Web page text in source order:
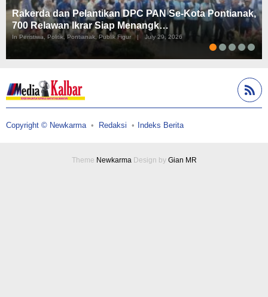
Rakerda dan Pelantikan DPC PAN Se-Kota Pontianak,
700 Relawan Ikrar Siap Menangk…
In Peristiwa, Politik, Pontianak, Publik Figur July 29, 2026
Copyright © Newkarma Redaksi Indeks Berita
Theme NewkarmaDesign by Gian MR